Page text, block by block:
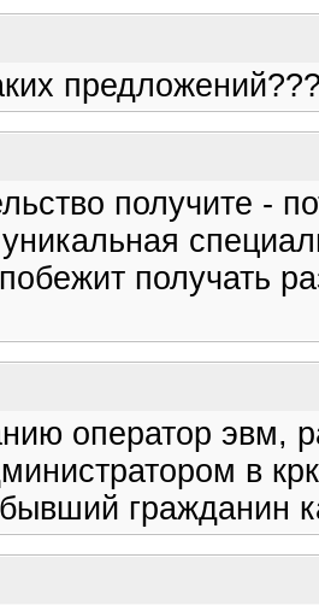
получите -
получать
оператор эвм,
в
гражданин